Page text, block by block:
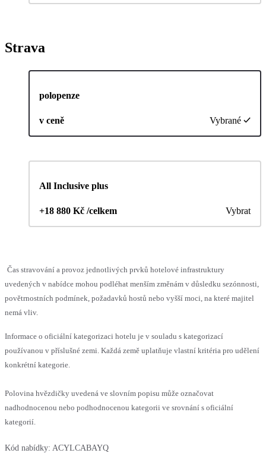
Strava
polopenze
v ceně Vybrané
All Inclusive plus
+18 880 Kč /celkem Vybrat
Čas stravování a provoz jednotlivých prvků hotelové infrastruktury
uvedených v nabídce mohou podléhat menším změnám v důsledku sezónnosti,
povětrnostních podmínek, požadavků hostů nebo vyšší moci, na které majitel
nemá vliv.
Informace o oficiální kategorizaci hotelu je v souladu s kategorizací
používanou v příslušné zemi. Každá země uplatňuje vlastní kritéria pro udělení
konkrétní kategorie.
Polovina hvězdičky uvedená ve slovním popisu může označovat
nadhodnocenou nebo podhodnocenou kategorii ve srovnání s oficiální
kategorií.
Kód nabídky: ACYLCABAYQ